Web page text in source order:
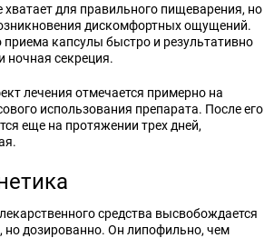
хватает для правильного пищеварения, но
дискомфортных ощущений.
приема капсулы быстро и результативно
ночная секреция.
лечения отмечается примерно на
использования препарата. После его
еще на протяжении трех дней,
средства высвобождается
но дозированно. Он липофильно, чем